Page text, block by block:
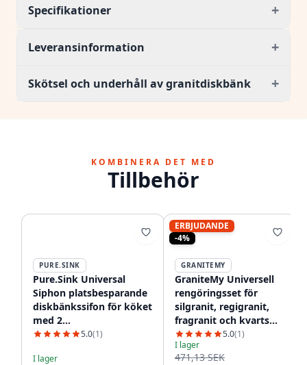
Specifikationer +
Leveransinformation +
Skötsel och underhåll av granitdiskbänk +
KOMBINERA DET MED
Tillbehör
PURE.SINK
Pure.Sink Universal
Siphon platsbesparande
diskbänkssifon för köket
med 2
diskmaskinsanslutningar
5.0(1)
I lager
ERBJUDANDE
-4%
GRANITEMY
GraniteMy Universell
rengöringsset för
silgranit, regigranit,
fragranit och kvarts
12089528665.0(1)
I lager
471,13 SEK